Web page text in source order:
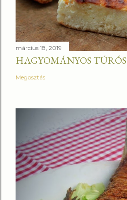
március 18, 2019
HAGYOMÁNYOS
Megosztás